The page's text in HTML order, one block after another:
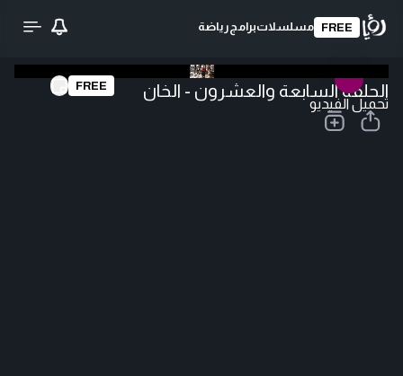
FREE مسلسلاتبرامج رياضة
تحميل الفيديو
FREE الحلقة السابعة والعشرون - الخان